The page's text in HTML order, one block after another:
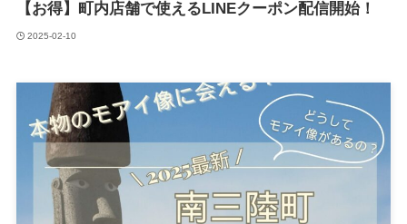
【お得】町内店舗で使えるLINEクーポン配信開始！
2025-02-10